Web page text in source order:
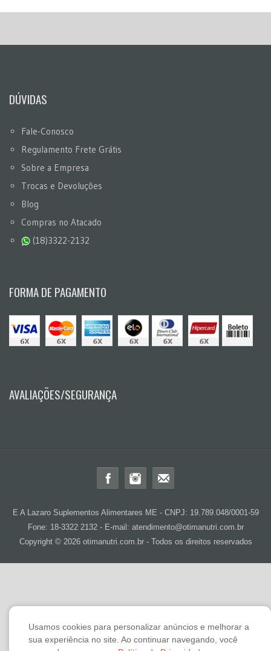
DÚVIDAS
Fale-Conosco
Regulamento Frete Grátis
Sobre a Empresa
Trocas e Devoluções
Blog
Compras no Atacado
(18)3322-2132
FORMA DE PAGAMENTO
AVALIAÇÕES/SEGURANÇA
E A Lazaro Suplementos Alimentares ME - CNPJ: 19.789.048/0001-59
Fone: 18-3322 2132 - E-mail: atendimento@otimanutri.com.br
Copyright © 2026 otimanutri.com.br - Todos os direitos reservados
Usamos cookies para personalizar anúncios e melhorar a
sua experiência no site. Ao continuar navegando, você